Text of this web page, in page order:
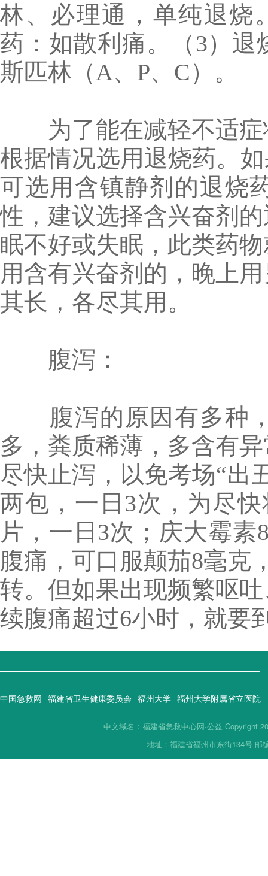
林、必理通，单纯退烧
药：如散利痛。（3）
斯匹林（A、P、C）。
为了能在减轻不适症
根据情况选用退烧药。
可选用含镇静剂的退烧
性，建议选择含兴奋剂
眠不好或失眠，此类药
用含有兴奋剂的，晚上
其长，各尽其用。
腹泻：
腹泻的原因有多种，
多，粪质稀薄，多含有
尽快止泻，以免考场“出
两包，一日3次，为尽
片，一日3次；庆大霉
腹痛，可口服颠茄8毫克
转。但如果出现频繁呕
续腹痛超过6小时，就要
中国急救网 福建省卫生健康委员会 福州大学 福州大学附属省立医院
中文域名：福建省急救中心网·公益 Copyright
地址：福建省福州市东街134号 邮